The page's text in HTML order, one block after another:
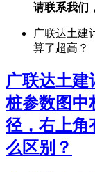
请联系我们
广联达土建
算了超高？
广联达土建
桩参数图中
径，右上角
么区别？